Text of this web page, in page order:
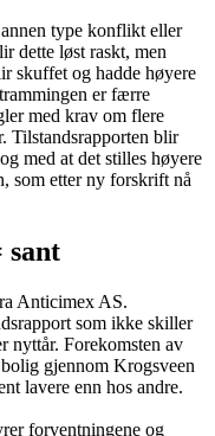
type konflikt eller
dette løst raskt, men
skuffet og hadde høyere
er færre
med krav om flere
Tilstandsrapporten blir
med at det stilles høyere
som etter ny forskrift nå
sant
Anticimex AS.
som ikke skiller
nyttår. Forekomsten av
gjennom Krogsveen
lavere enn hos andre.
forventningene og